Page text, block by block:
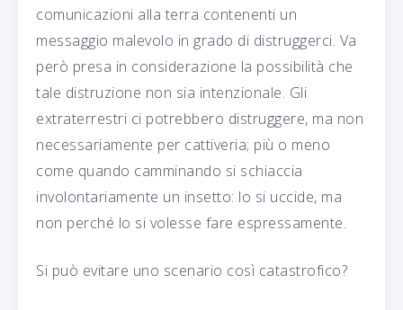
comunicazioni alla terra contenenti un
messaggio malevolo in grado di distruggerci. Va
però presa in considerazione la possibilità che
tale distruzione non sia intenzionale. Gli
extraterrestri ci potrebbero distruggere, ma non
necessariamente per cattiveria; più o meno
come quando camminando si schiaccia
involontariamente un insetto: lo si uccide, ma
non perché lo si volesse fare espressamente.
Si può evitare uno scenario così catastrofico?